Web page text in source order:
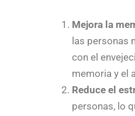
Mejora la
las personas
con el
memoria y el
Reduce el
personas, lo